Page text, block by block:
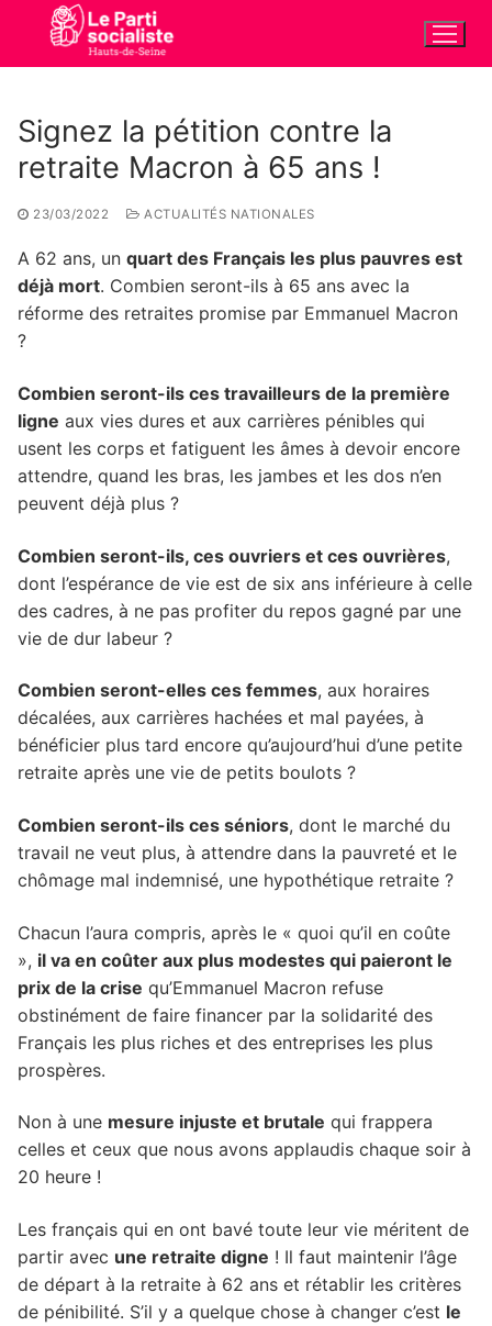
contenu
Signez la pétition contre la
retraite Macron à 65 ans !
23/03/2022 ACTUALITÉS NATIONALES
A 62 ans, un quart des Français les plus pauvres est
déjà mort. Combien seront-ils à 65 ans avec la
réforme des retraites promise par Emmanuel Macron
?
Combien seront-ils ces travailleurs de la première
ligne aux vies dures et aux carrières pénibles qui
usent les corps et fatiguent les âmes à devoir encore
attendre, quand les bras, les jambes et les dos n’en
peuvent déjà plus ?
Combien seront-ils, ces ouvriers et ces ouvrières,
dont l’espérance de vie est de six ans inférieure à celle
des cadres, à ne pas profiter du repos gagné par une
vie de dur labeur ?
Combien seront-elles ces femmes, aux horaires
décalées, aux carrières hachées et mal payées, à
bénéficier plus tard encore qu’aujourd’hui d’une petite
retraite après une vie de petits boulots ?
Combien seront-ils ces séniors, dont le marché du
travail ne veut plus, à attendre dans la pauvreté et le
chômage mal indemnisé, une hypothétique retraite ?
Chacun l’aura compris, après le « quoi qu’il en coûte
», il va en coûter aux plus modestes qui paieront le
prix de la crise qu’Emmanuel Macron refuse
obstinément de faire financer par la solidarité des
Français les plus riches et des entreprises les plus
prospères.
Non à une mesure injuste et brutale qui frappera
celles et ceux que nous avons applaudis chaque soir à
20 heure !
Les français qui en ont bavé toute leur vie méritent de
partir avec une retraite digne ! Il faut maintenir l’âge
de départ à la retraite à 62 ans et rétablir les critères
de pénibilité. S’il y a quelque chose à changer c’est le